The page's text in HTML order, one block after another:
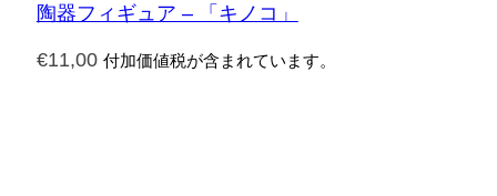
陶器フィギュア – 「キノコ」
€11,00 付加価値税が含まれています。